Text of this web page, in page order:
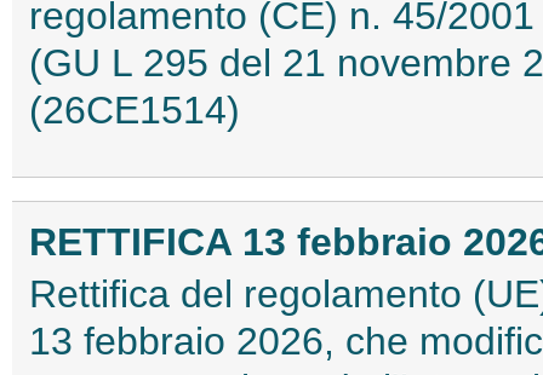
regolamento (CE) n. 45/
(GU L 295 del 21 novembre
(26CE1514)
RETTIFICA 13 febbraio
Rettifica del regolamento
13 febbraio 2026, che